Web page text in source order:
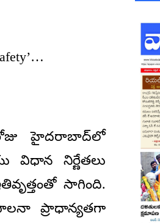
హైదరాబాద్‌లో
విధాన నిర్ణేతలు
సాగింది.
ప్రాధాన్యతగా